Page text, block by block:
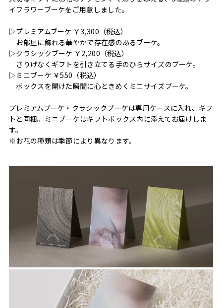
イフラワーブーケをご用意しました。
▷プレミアムブーケ ￥3,300（税込）
お部屋に飾れる華やかで存在感のあるブーケ。
▷クラシックブーケ ￥2,200（税込）
さりげなくギフトを引き立てる手のひらサイズのブーケ。
▷ミニブーケ ￥550（税込）
ボックスを開けた瞬間に心ときめくミニサイズブーケ。
プレミアムブーケ・クラシックブーケは専用ケースに入れ、ギフ
トと同梱。ミニブーケはギフトボックス内に添えてお届けしま
す。
※お花の種類は季節により異なります。